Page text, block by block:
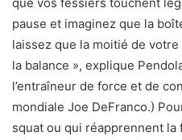
pause et imaginez que la
laissez que la moitié de
la balance », explique
l’entraîneur de force et de
mondiale Joe DeFranco.)
squat ou qui réapprennent